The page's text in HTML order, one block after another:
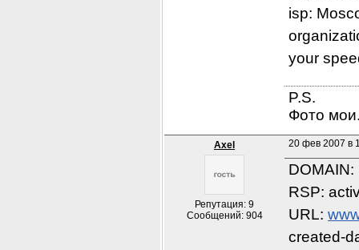
isp:
your
P.S.
Фото
Axel
Репутация: 9
Сообщений: 904
20 фев 2007 в
RSP:
URL:
created-